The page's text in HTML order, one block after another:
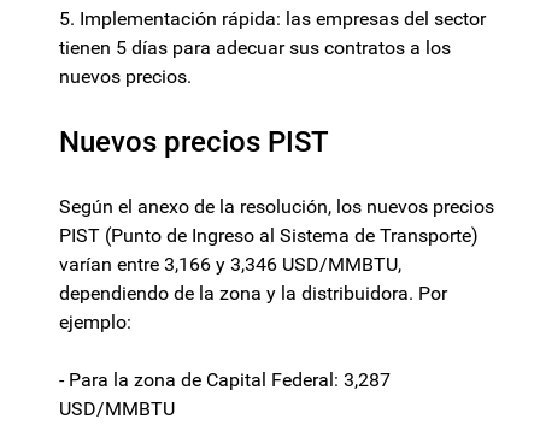
5. Implementación rápida: las empresas del sector
tienen 5 días para adecuar sus contratos a los
nuevos precios.
Nuevos precios PIST
Según el anexo de la resolución, los nuevos precios
PIST (Punto de Ingreso al Sistema de Transporte)
varían entre 3,166 y 3,346 USD/MMBTU,
dependiendo de la zona y la distribuidora. Por
ejemplo:
- Para la zona de Capital Federal: 3,287
USD/MMBTU